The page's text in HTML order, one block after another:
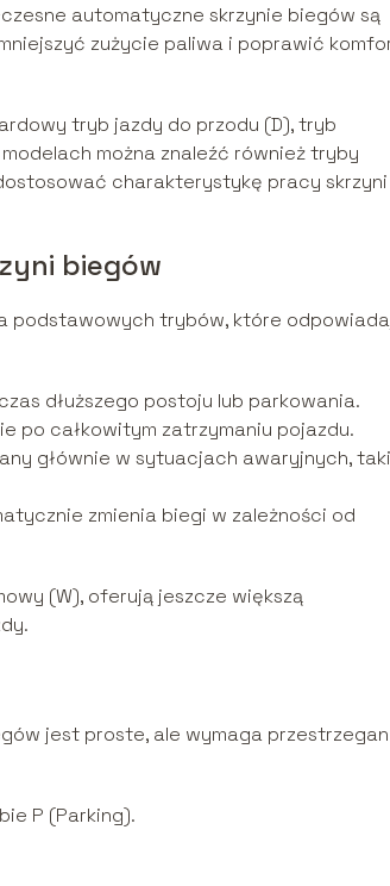
automatyczne skrzynie biegów są
zużycie paliwa i poprawić
tryb jazdy do przodu (D), tryb
można znaleźć również tryby
charakterystykę pracy
biegów
podstawowych trybów, które
dłuższego postoju lub parkowania.
po całkowitym zatrzymaniu pojazdu.
głównie w sytuacjach awaryjnych,
zmienia biegi w zależności od
(W), oferują jeszcze większą
jest proste, ale wymaga
P (Parking).